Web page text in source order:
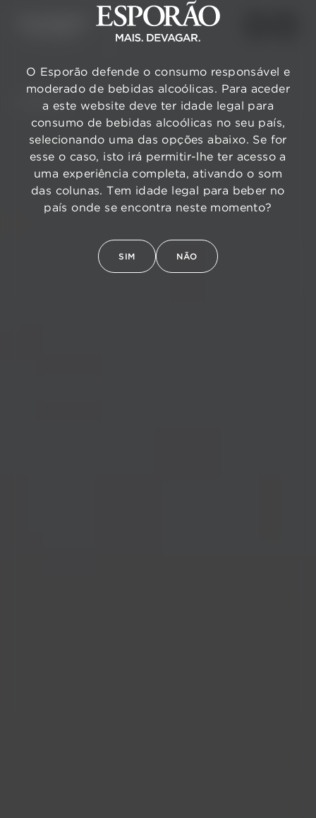
VOLTAR
O Esporão defende o consumo responsável e
moderado de bebidas alcoólicas. Para aceder
a este website deve ter idade legal para
consumo de bebidas alcoólicas no seu país,
selecionando uma das opções abaixo. Se for
esse o caso, isto irá permitir-lhe ter acesso a
uma experiência completa, ativando o som
das colunas. Tem idade legal para beber no
país onde se encontra neste momento?
SIM NÃO